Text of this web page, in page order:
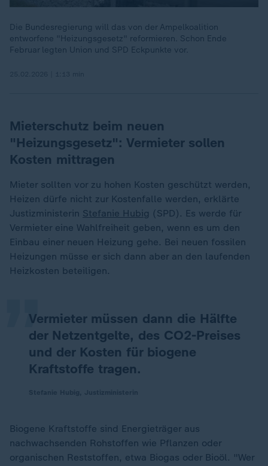
Die Bundesregierung will das von der Ampelkoalition
entworfene "Heizungsgesetz" reformieren. Schon Ende
Februar legten Union und SPD Eckpunkte vor.
Mieterschutz beim neuen
"Heizungsgesetz": Vermieter sollen
Kosten mittragen
Mieter sollten vor zu hohen Kosten geschützt werden,
Heizen dürfe nicht zur Kostenfalle werden, erklärte
Justizministerin Stefanie Hubig (SPD). Es werde für
Vermieter eine Wahlfreiheit geben, wenn es um den
Einbau einer neuen Heizung gehe. Bei neuen fossilen
Heizungen müsse er sich dann aber an den laufenden
Heizkosten beteiligen.
Vermieter müssen dann die Hälfte
der Netzentgelte, des CO2-Preises
und der Kosten für biogene
Kraftstoffe tragen.
„
Biogene Kraftstoffe sind Energieträger aus
nachwachsenden Rohstoffen wie Pflanzen oder
organischen Reststoffen, etwa Biogas oder Bioöl. "Wer